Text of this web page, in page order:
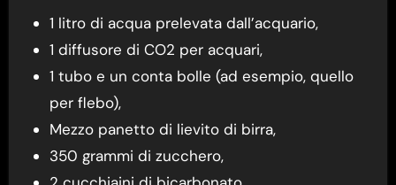
1 litro di acqua prelevata dall’acquario,
1 diffusore di CO2 per acquari,
1 tubo e un conta bolle (ad esempio, quello
per flebo),
Mezzo panetto di lievito di birra,
350 grammi di zucchero,